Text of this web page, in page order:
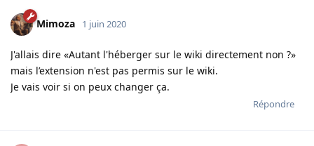
Mimoza 1 juin 2020
J'allais dire «Autant l'héberger sur le wiki directement non ?»
mais l’extension n'est pas permis sur le wiki.
Je vais voir si on peux changer ça.
Répondre